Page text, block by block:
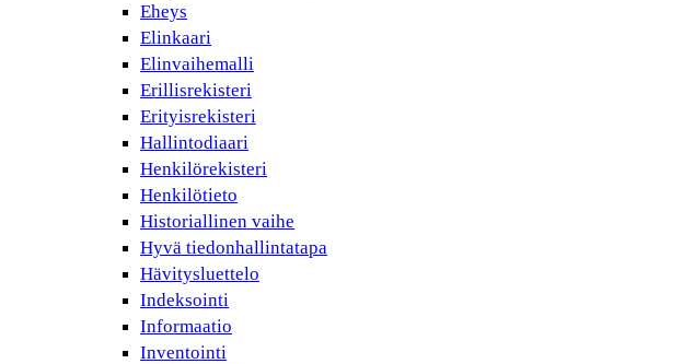
Eheys
Elinkaari
Elinvaihemalli
Erillisrekisteri
Erityisrekisteri
Hallintodiaari
Henkilörekisteri
Henkilötieto
Historiallinen vaihe
Hyvä tiedonhallintatapa
Hävitysluettelo
Indeksointi
Informaatio
Inventointi